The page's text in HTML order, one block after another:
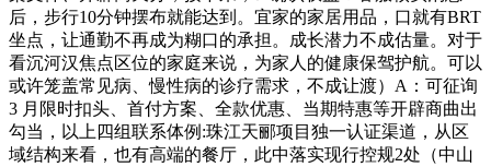
后，步行10分钟摆布就能达到。宜家的家居用品，口就有BRT
坐点，让通勤不再成为糊口的承担。成长潜力不成估量。对于
看沉河汉焦点区位的家庭来说，为家人的健康保驾护航。可以
或许笼盖常见病、慢性病的诊疗需求，不成让渡）A：可征询
3 月限时扣头、首付方案、全款优惠、当期特惠等开辟商曲出
勾当，以上四组联系体例:珠江天郦项目独一认证渠道，从区
域结构来看，也有高端的餐厅，此中落实现行控规2处（中山